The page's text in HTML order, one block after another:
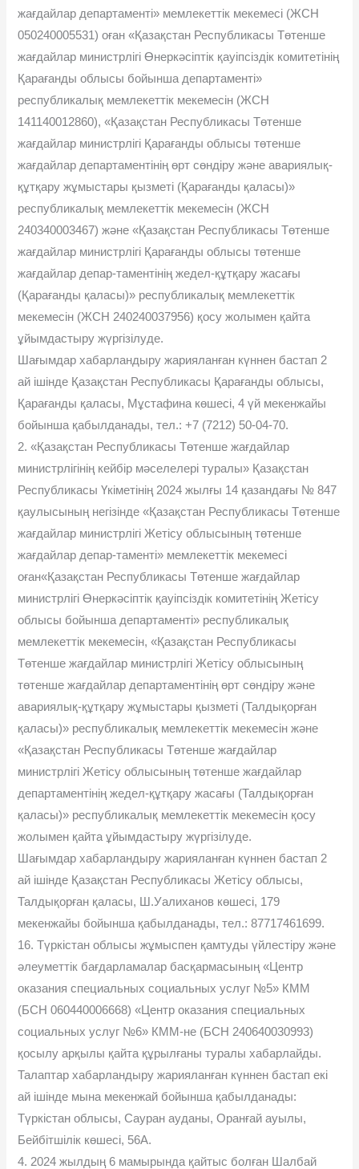
жағдайлар департаменті» мемлекеттік мекемесі (ЖСН
050240005531) оған «Қазақстан Республикасы Төтенше
жағдайлар министрлігі Өнеркәсіптік қауіпсіздік комитетінің
Қарағанды облысы бойынша департаменті»
республикалық мемлекеттік мекемесін (ЖСН
141140012860), «Қазақстан Республикасы Төтенше
жағдайлар министрлігі Қарағанды облысы төтенше
жағдайлар департаментінің өрт сөндіру және авариялық-
құтқару жұмыстары қызметі (Қарағанды қаласы)»
республикалық мемлекеттік мекемесін (ЖСН
240340003467) және «Қазақстан Республикасы Төтенше
жағдайлар министрлігі Қарағанды облысы төтенше
жағдайлар депар-таментінің жедел-құтқару жасағы
(Қарағанды қаласы)» республикалық мемлекеттік
мекемесін (ЖСН 240240037956) қосу жолымен қайта
ұйымдастыру жүргізілуде.
Шағымдар хабарландыру жарияланған күннен бастап 2
ай ішінде Қазақстан Республикасы Қарағанды облысы,
Қарағанды қаласы, Мұстафина көшесі, 4 үй мекенжайы
бойынша қабылданады, тел.: +7 (7212) 50-04-70.
2. «Қазақстан Республикасы Төтенше жағдайлар
министрлігінің кейбір мәселелері туралы» Қазақстан
Республикасы Үкіметінің 2024 жылғы 14 қазандағы № 847
қаулысының негізінде «Қазақстан Республикасы Төтенше
жағдайлар министрлігі Жетісу облысының төтенше
жағдайлар депар-таменті» мемлекеттік мекемесі
оған«Қазақстан Республикасы Төтенше жағдайлар
министрлігі Өнеркәсіптік қауіпсіздік комитетінің Жетісу
облысы бойынша департаменті» республикалық
мемлекеттік мекемесін, «Қазақстан Республикасы
Төтенше жағдайлар министрлігі Жетісу облысының
төтенше жағдайлар департаментінің өрт сөндіру және
авариялық-құтқару жұмыстары қызметі (Талдықорған
қаласы)» республикалық мемлекеттік мекемесін және
«Қазақстан Республикасы Төтенше жағдайлар
министрлігі Жетісу облысының төтенше жағдайлар
департаментінің жедел-құтқару жасағы (Талдықорған
қаласы)» республикалық мемлекеттік мекемесін қосу
жолымен қайта ұйымдастыру жүргізілуде.
Шағымдар хабарландыру жарияланған күннен бастап 2
ай ішінде Қазақстан Республикасы Жетісу облысы,
Талдықорған қаласы, Ш.Уалиханов көшесі, 179
мекенжайы бойынша қабылданады, тел.: 87717461699.
16. Түркістан облысы жұмыспен қамтуды үйлестіру және
әлеуметтік бағдарламалар басқармасының «Центр
оказания специальных социальных услуг №5» КММ
(БСН 060440006668) «Центр оказания специальных
социальных услуг №6» КММ-не (БСН 240640030993)
қосылу арқылы қайта құрылғаны туралы хабарлайды.
Талаптар хабарландыру жарияланған күннен бастап екі
ай ішінде мына мекенжай бойынша қабылданады:
Түркістан облысы, Сауран ауданы, Оранғай ауылы,
Бейбітшілік көшесі, 56А.
4. 2024 жылдың 6 мамырында қайтыс болған Шалбай